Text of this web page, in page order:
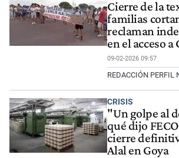
Cierre de la
familias
reclaman
en el acceso a
09-02-2026 09:57
REDACCIÓN PERFIL
CRISIS
"Un golpe al
qué dijo
cierre
Alal en Goya